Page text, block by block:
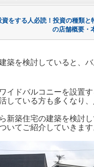
をする人必読！投資の種類と
の店舗概要・
築を検討していると、
イドバルコニーを設置
している方も多くなり、
新築住宅の建築を検討
いてご紹介していきます